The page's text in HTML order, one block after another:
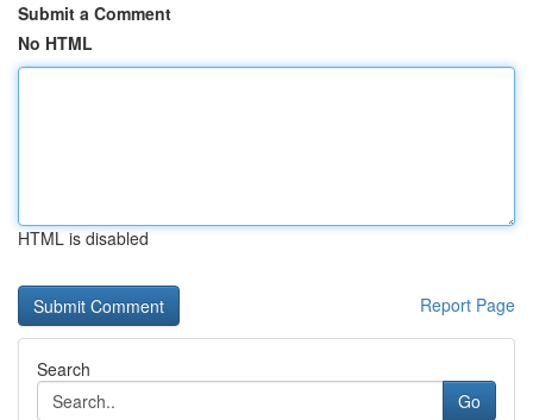
Submit a Comment
No HTML
HTML is disabled
Report Page
Search
Go